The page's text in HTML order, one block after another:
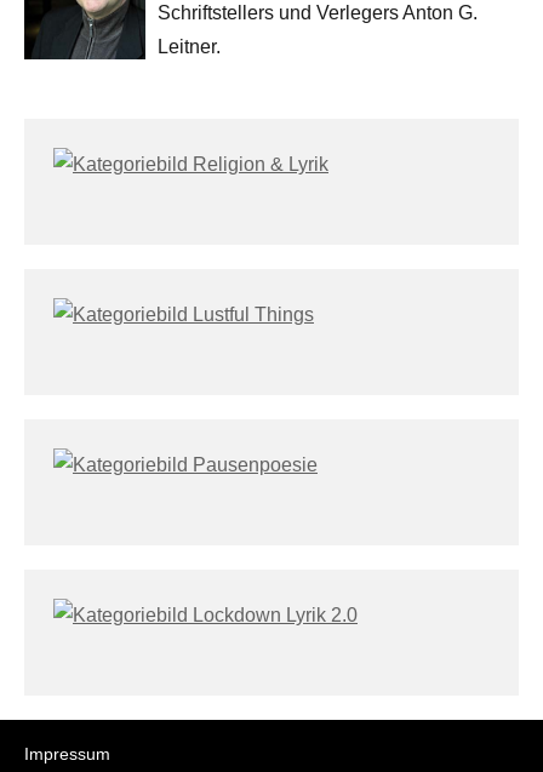
Schriftstellers und Verlegers Anton G.
Leitner.
Impressum